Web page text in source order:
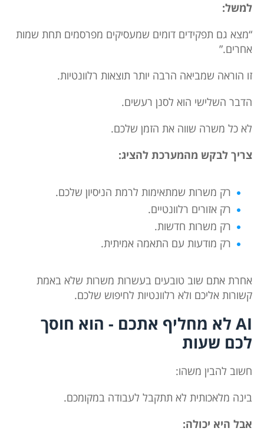
למשל:
“מצא גם תפקידים דומים שמעסיקים מפרסמים תחת שמות
אחרים.”
זו הוראה שמביאה הרבה יותר תוצאות רלוונטיות.
הדבר השלישי הוא לסנן רעשים.
לא כל משרה שווה את הזמן שלכם.
צריך לבקש מהמערכת להציג:
רק משרות שמתאימות לרמת הניסיון שלכם.
רק אזורים רלוונטיים.
רק משרות חדשות.
רק מודעות עם התאמה אמיתית.
אחרת אתם שוב טובעים בעשרות משרות שלא באמת
קשורות אליכם ולא רלוונטיות לחיפוש שלכם.
AI לא מחליף אתכם - הוא חוסך
לכם שעות
חשוב להבין משהו:
בינה מלאכותית לא תתקבל לעבודה במקומכם.
אבל היא יכולה: